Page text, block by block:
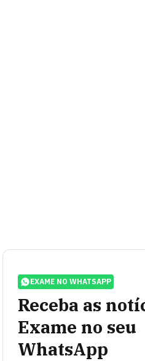
EXAME NO WHATSAPP
Receba as
Exame no seu
WhatsApp